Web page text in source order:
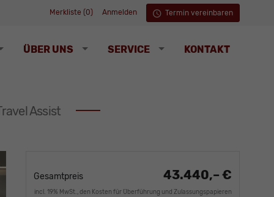
Merkliste (0) Anmelden Termin vereinbaren
ÜBER UNS SERVICE KONTAKT
Assist
Gesamtpreis 43.440,– €
incl. 19% MwSt., den Kosten für Überführung und Zulassungspapieren